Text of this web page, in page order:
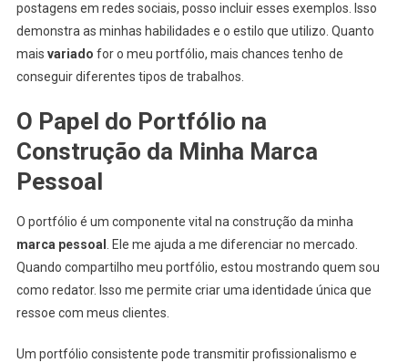
postagens em redes sociais, posso incluir esses exemplos. Isso
demonstra as minhas habilidades e o estilo que utilizo. Quanto
mais variado for o meu portfólio, mais chances tenho de
conseguir diferentes tipos de trabalhos.
O Papel do Portfólio na
Construção da Minha Marca
Pessoal
O portfólio é um componente vital na construção da minha
marca pessoal . Ele me ajuda a me diferenciar no mercado.
Quando compartilho meu portfólio, estou mostrando quem sou
como redator. Isso me permite criar uma identidade única que
ressoe com meus clientes.
Um portfólio consistente pode transmitir profissionalismo e